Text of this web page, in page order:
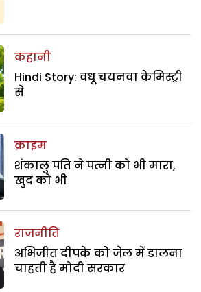
कहानी
Hindi Story: वधू चयनवा केमिस्ट्री
से
क्राइम
शंकालु पति ने पत्नी को भी मारा,
खुद को भी
राजनीति
अभिजीत दीपके को जेल में डालना
चाहती है मोदी सरकार